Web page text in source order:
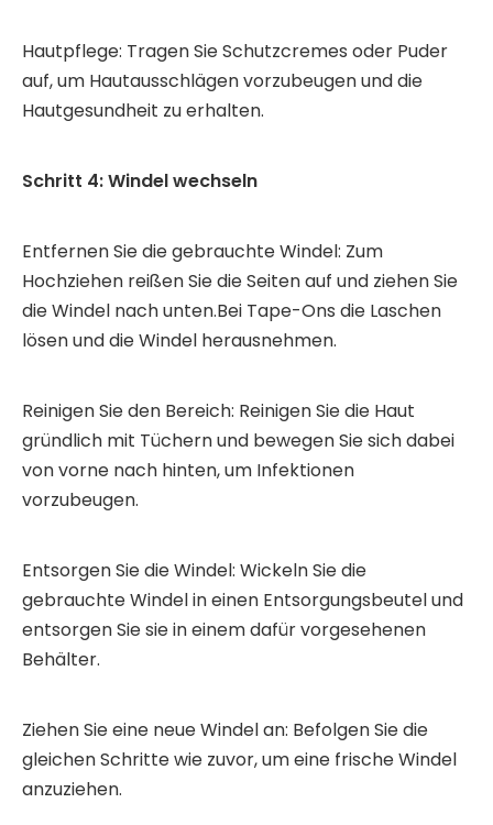
Hautpflege: Tragen Sie Schutzcremes oder Puder
auf, um Hautausschlägen vorzubeugen und die
Hautgesundheit zu erhalten.
Schritt 4: Windel wechseln
Entfernen Sie die gebrauchte Windel: Zum
Hochziehen reißen Sie die Seiten auf und ziehen Sie
die Windel nach unten.Bei Tape-Ons die Laschen
lösen und die Windel herausnehmen.
Reinigen Sie den Bereich: Reinigen Sie die Haut
gründlich mit Tüchern und bewegen Sie sich dabei
von vorne nach hinten, um Infektionen
vorzubeugen.
Entsorgen Sie die Windel: Wickeln Sie die
gebrauchte Windel in einen Entsorgungsbeutel und
entsorgen Sie sie in einem dafür vorgesehenen
Behälter.
Ziehen Sie eine neue Windel an: Befolgen Sie die
gleichen Schritte wie zuvor, um eine frische Windel
anzuziehen.